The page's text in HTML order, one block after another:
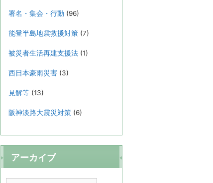
署名・集会・行動 (96)
能登半島地震救援対策 (7)
被災者生活再建支援法 (1)
西日本豪雨災害 (3)
見解等 (13)
阪神淡路大震災対策 (6)
アーカイブ